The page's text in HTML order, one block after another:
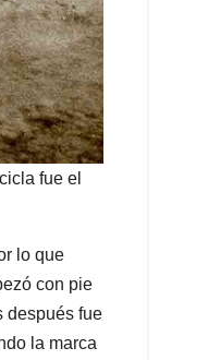
fue el
lo que
con pie
después fue
la marca